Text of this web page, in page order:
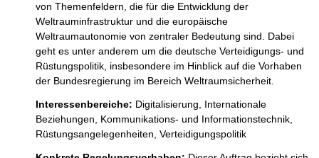
von Themenfeldern, die für die Entwicklung der
Weltrauminfrastruktur und die europäische
Weltraumautonomie von zentraler Bedeutung sind. Dabei
geht es unter anderem um die deutsche Verteidigungs- und
Rüstungspolitik, insbesondere im Hinblick auf die Vorhaben
der Bundesregierung im Bereich Weltraumsicherheit.
Interessenbereiche: Digitalisierung, Internationale
Beziehungen, Kommunikations- und Informationstechnik,
Rüstungsangelegenheiten, Verteidigungspolitik